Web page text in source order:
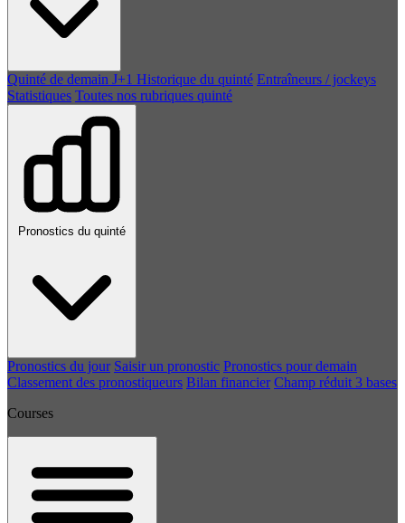
Quinté de demain J+1 Historique du quinté Entraîneurs / jockeys
Statistiques Toutes nos rubriques quinté
Pronostics du quinté
Pronostics du jour Saisir un pronostic Pronostics pour demain
Classement des pronostiqueurs Bilan financier Champ réduit 3 bases
Courses